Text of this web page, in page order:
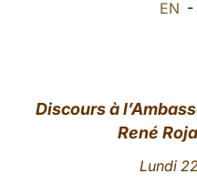
EN -
Discours à
René
Lundi